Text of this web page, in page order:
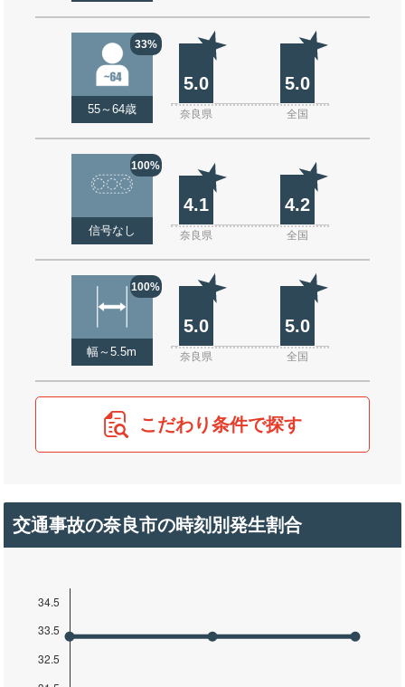
33%
55～64歳
5.0 5.0
奈良県 全国
100%
信号なし
4.1 4.2
奈良県 全国
100%
幅～5.5m
5.0 5.0
奈良県 全国
こだわり条件で探す
交通事故の奈良市の時刻別発生割合